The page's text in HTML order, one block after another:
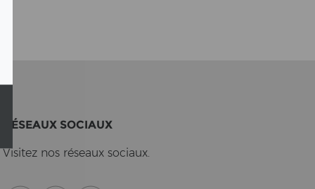
RÉSEAUX SO­CI­AUX
Vi­si­tez nos réseaux so­ci­aux.